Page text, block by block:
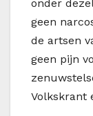
onder
geen
de artsen
geen pijn
Volkskrant